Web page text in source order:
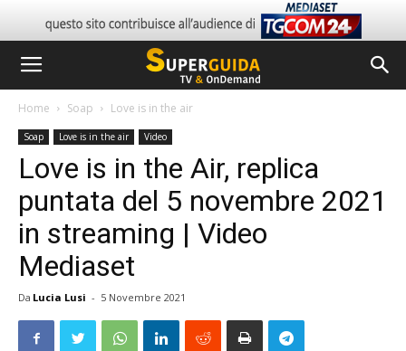
Home Soap Love is in the air
Soap Love is in the air Video
Love is in the Air, replica
puntata del 5 novembre 2021
in streaming | Video
Mediaset
Da Lucia Lusi - 5 Novembre 2021